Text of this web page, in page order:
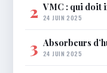
2 VMC : qui doit
24 JUIN 2025
3 Absorbeurs
24 JUIN 2025